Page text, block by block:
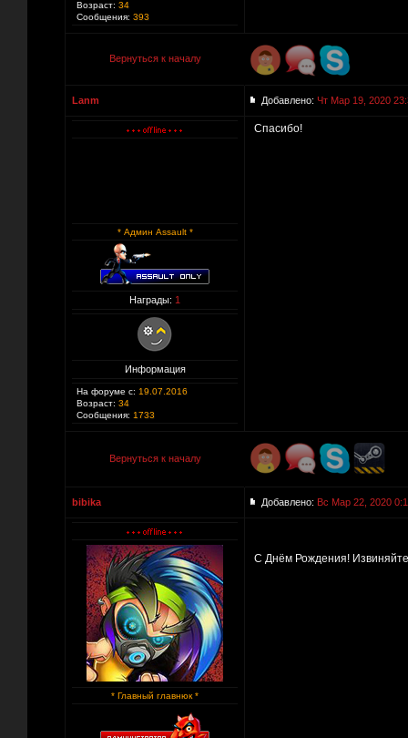
Возраст: 34
Сообщения: 393
Вернуться к началу
Lanm Добавлено: Чт Мар 19, 2020
* Админ Assault *
Награды: 1
Информация
На форуме с: 19.07.2016
Возраст: 34
Сообщения: 1733
Спасибо!
Вернуться к началу
bibika Добавлено: Вс Мар 22, 2020
* Главный главнюк *
С Днём Рождения!